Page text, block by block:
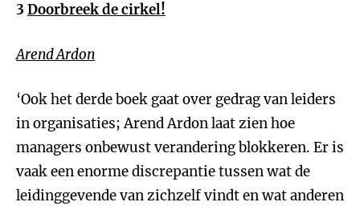
3 Doorbreek de cirkel!
Arend Ardon
‘Ook het derde boek gaat over gedrag van leiders
in organisaties; Arend Ardon laat zien hoe
managers onbewust verandering blokkeren. Er is
vaak een enorme discrepantie tussen wat de
leidinggevende van zichzelf vindt en wat anderen